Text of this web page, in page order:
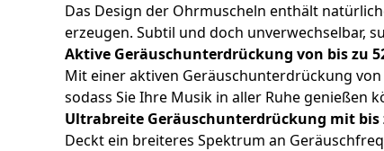
Das Design der Ohrmuscheln enthält
erzeugen. Subtil und doch unverwechselbar,
Aktive Geräuschunterdrückung von bis zu
Mit einer aktiven Geräuschunterdrückung
sodass Sie Ihre Musik in aller Ruhe genießen
Ultrabreite Geräuschunterdrückung mit bis
Deckt ein breiteres Spektrum an